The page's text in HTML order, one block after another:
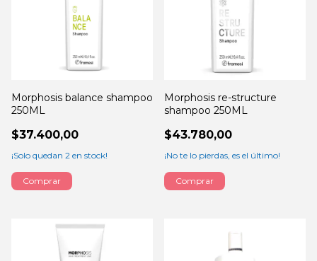
Morphosis balance shampoo
250ML
$37.400,00
¡Solo quedan 2 en stock!
Morphosis re-structure
shampoo 250ML
$43.780,00
¡No te lo pierdas, es el último!